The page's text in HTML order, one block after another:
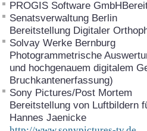
PROGIS Software
Senatsverwaltung Berlin
Bereitstellung Digitaler
Solvay Werke Bernburg
Photogrammetrische
und hochgenauem digitalem
Bruchkantenerfassung)
Sony Pictures/Post Mortem
Bereitstellung von Luftbildern
Hannes Jaenicke